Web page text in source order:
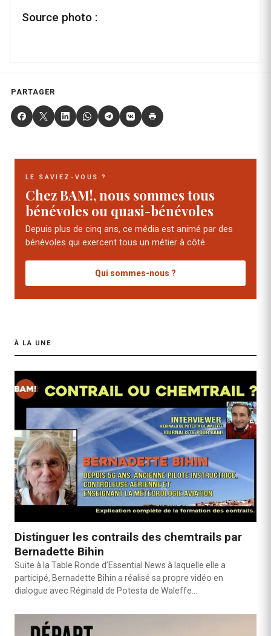
Source photo :
PARTAGER
LE SAVIEZ-VOUS ?
Chez BAM!, nous sommes tous
bénévoles ou quasi-bénévoles
Depuis plus de cinq ans, ce média est animé par des
bénévoles qui exercent tous un métier à côté.
Qui sommes-nous ?
À LA UNE
Distinguer les contrails des chemtrails par
Bernadette Bihin
Suite à la Table Ronde d’Essential News à laquelle elle a
participé, Bernadette Bihin a réalisé sa propre vidéo en
dialogue avec Réginald de Potesta de Waleffe…